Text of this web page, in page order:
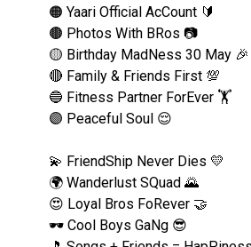
🟠 Yaari Official AcCount 🔰
🟤 Photos With BRos 📷
🟡 Birthday MadNess 30 May 🎉
🔴 Family & Friends First 💯
🔵 Fitness Partner ForEver 🏋️
🟣 Peaceful Soul 😌
💫 FriendShip Never Dies 💛
🌍 Wanderlust SQuad 🌄
😍 Loyal Bros FoRever 🤝
🕶️ Cool Boys GaNg 😎